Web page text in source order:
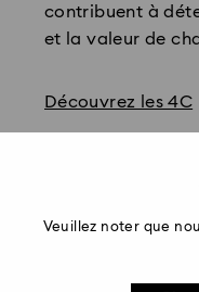
contribuent à
et la valeur de
Découvrez les 4C
nos
Veuillez noter que